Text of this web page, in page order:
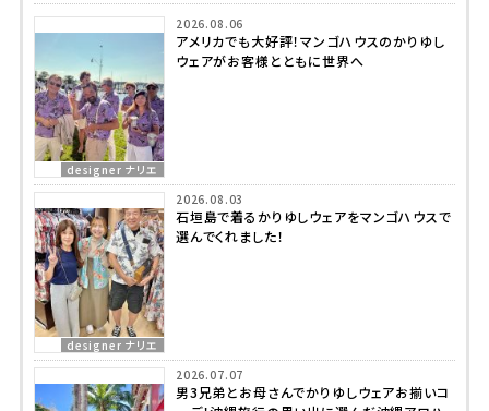
designer ナリエ
2026.08.06
アメリカでも大好評！マンゴハウスのかりゆし
ウェアがお客様とともに世界へ
designer ナリエ
2026.08.03
石垣島で着るかりゆしウェアをマンゴハウスで
選んでくれました！
2026.07.07
男3兄弟とお母さんでかりゆしウェアお揃いコ